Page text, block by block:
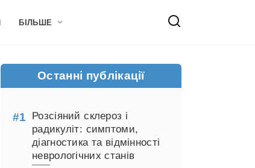
БІЛЬШЕ
Останні публікації
Розсіяний склероз і
радикуліт: симптоми,
діагностика та відмінності
неврологічних станів